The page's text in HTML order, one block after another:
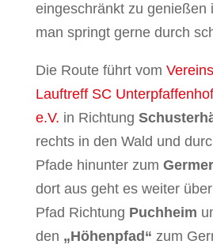
eingeschränkt zu genießen
man springt gerne durch
Die Route führt vom
Lauftreff SC
e.V. in Richtung
rechts in den Wald und
Pfade hinunter zum
dort aus geht es weiter
Pfad Richtung Puchheim
den „Höhenpfad“ zum